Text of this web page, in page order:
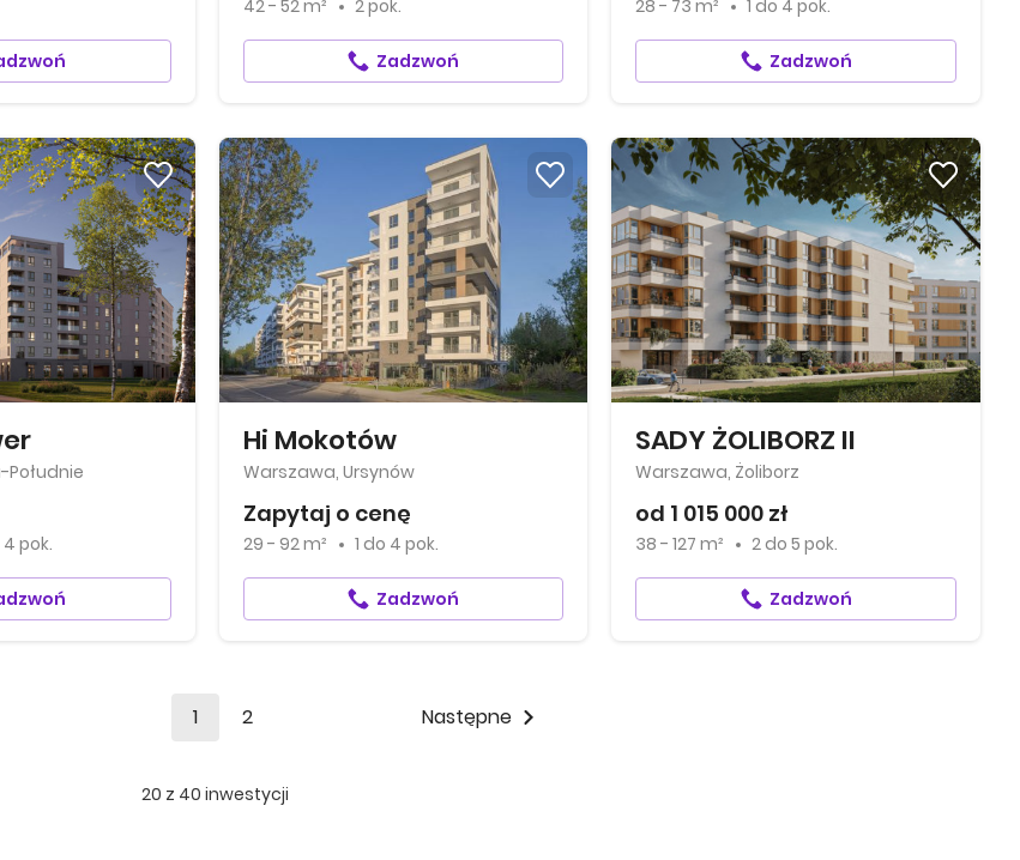
42 - 52 m² 2 pok.
Zadzwoń
28 - 73 m² 1 do 4 pok.
Zadzwoń
4 pok.
Hi Mokotów
Warszawa, Ursynów
Zapytaj o cenę
29 - 92 m² 1 do 4 pok.
Zadzwoń
SADY ŻOLIBORZ II
Warszawa, Żoliborz
od 1 015 000 zł
38 - 127 m² 2 do5 pok.
Zadzwoń
1 2 Następne
20 z 40 inwestycji